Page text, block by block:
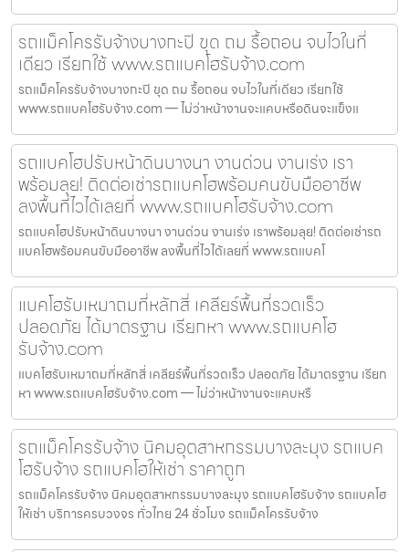
รถแม็คโครรับจ้างบางกะปิ ขุด ถม รื้อถอน จบไวในที่
เดียว เรียกใช้ www.รถแบคโฮรับจ้าง.com
รถแม็คโครรับจ้างบางกะปิ ขุด ถม รื้อถอน จบไวในที่เดียว เรียกใช้
www.รถแบคโฮรับจ้าง.com — ไม่ว่าหน้างานจะแคบหรือดินจะแข็งแ
รถแบคโฮปรับหน้าดินบางนา งานด่วน งานเร่ง เรา
พร้อมลุย! ติดต่อเช่ารถแบคโฮพร้อมคนขับมืออาชีพ
ลงพื้นที่ไวได้เลยที่ www.รถแบคโฮรับจ้าง.com
รถแบคโฮปรับหน้าดินบางนา งานด่วน งานเร่ง เราพร้อมลุย! ติดต่อเช่ารถ
แบคโฮพร้อมคนขับมืออาชีพ ลงพื้นที่ไวได้เลยที่ www.รถแบคโ
แบคโฮรับเหมาถมที่หลักสี่ เคลียร์พื้นที่รวดเร็ว
ปลอดภัย ได้มาตรฐาน เรียกหา www.รถแบคโฮ
รับจ้าง.com
แบคโฮรับเหมาถมที่หลักสี่ เคลียร์พื้นที่รวดเร็ว ปลอดภัย ได้มาตรฐาน เรียก
หา www.รถแบคโฮรับจ้าง.com — ไม่ว่าหน้างานจะแคบหรื
รถแม็คโครรับจ้าง นิคมอุตสาหกรรมบางละมุง รถแบค
โฮรับจ้าง รถแบคโฮให้เช่า ราคาถูก
รถแม็คโครรับจ้าง นิคมอุตสาหกรรมบางละมุง รถแบคโฮรับจ้าง รถแบคโฮ
ให้เช่า บริการครบวงจร ทั่วไทย 24 ชั่วโมง รถแม็คโครรับจ้าง